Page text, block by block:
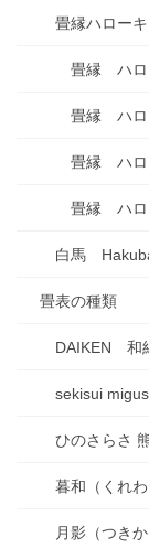
畳縁ハロー
畳縁 ハ
畳縁 ハ
畳縁 ハ
畳縁 ハ
白馬
畳表の種類
DAIKEN 和
sekisui
ひのさらさ
暮和（くれ
月影（つき